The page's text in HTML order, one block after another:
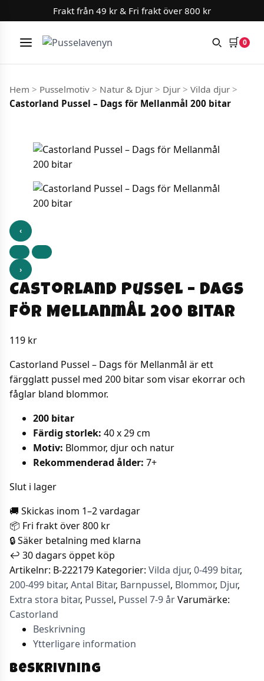
Hoppa till innehåll
Frakt från 49 kr & Fri frakt över 800 kr
Meny 🛒 0
Hem > Pusselmotiv > Natur & Djur > Djur > Vilda djur >
Castorland Pussel – Dags för Mellanmål 200 bitar
‹
›
Castorland Pussel – Dags
för Mellanmål 200 bitar
119 kr
Castorland Pussel – Dags för Mellanmål är ett
färgglatt pussel med 200 bitar som visar ekorrar och
fåglar bland blommor.
200 bitar
Färdig storlek: 40 x 29 cm
Motiv: Blommor, djur och natur
Rekommenderad ålder: 7+
Slut i lager
🚚 Skickas inom 1–2 vardagar
📦 Fri frakt över 800 kr
🔒 Säker betalning med klarna
↩️ 30 dagars öppet köp
Artikelnr: B-222179 Kategorier: Vilda djur, 0-499 bitar,
200-499 bitar, Antal Bitar, Barnpussel, Blommor, Djur,
Extra stora bitar, Pussel, Pussel 7-9 årVarumärke:
Castorland
Beskrivning
Ytterligare information
Beskrivning